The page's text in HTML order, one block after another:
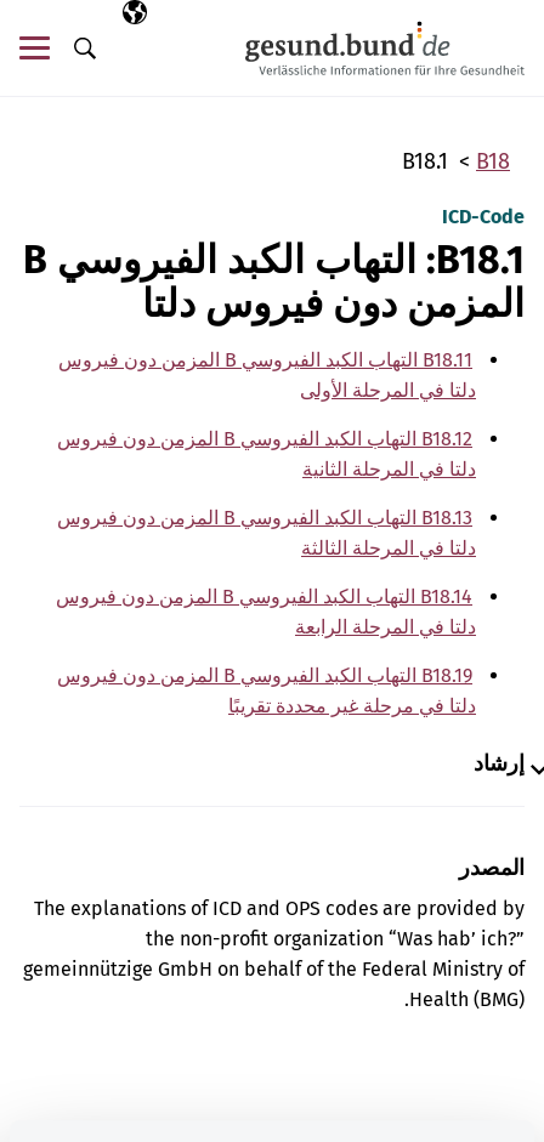
اللغة المختارة
AR
البحث
B18
B18.1
ICD-Code
B18.1: التهاب الكبد الفيروسي B
المزمن دون فيروس دلتا
B18.11 التهاب الكبد الفيروسي B المزمن دون فيروس
دلتا في المرحلة الأولى
B18.12 التهاب الكبد الفيروسي B المزمن دون فيروس
دلتا في المرحلة الثانية
B18.13 التهاب الكبد الفيروسي B المزمن دون فيروس
دلتا في المرحلة الثالثة
B18.14 التهاب الكبد الفيروسي B المزمن دون فيروس
دلتا في المرحلة الرابعة
B18.19 التهاب الكبد الفيروسي B المزمن دون فيروس
دلتا في مرحلة غير محددة تقريبًا
إرشاد
المصدر
The explanations of ICD and OPS codes are provided by
the non-profit organization “Was hab’ ich?”
gemeinnützige GmbH on behalf of the Federal Ministry of
Health (BMG).